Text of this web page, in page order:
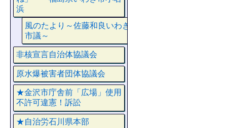
浜
風のたより～佐藤和良いわき
市議～
非核宣言自治体協議会
原水爆被害者団体協議会
★金沢市庁舎前「広場」使用
不許可違憲！訴訟
★自治労石川県本部